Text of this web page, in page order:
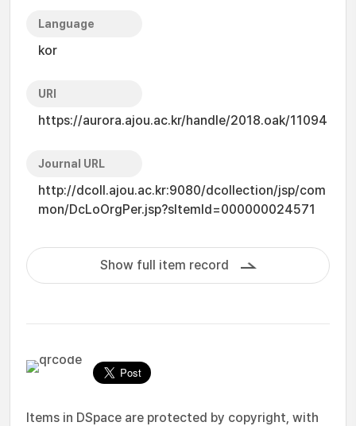
Language
kor
URI
https://aurora.ajou.ac.kr/handle/2018.oak/11094
Journal URL
http://dcoll.ajou.ac.kr:9080/dcollection/jsp/com
mon/DcLoOrgPer.jsp?sItemId=000000024571
Show full item record
Items in DSpace are protected by copyright, with